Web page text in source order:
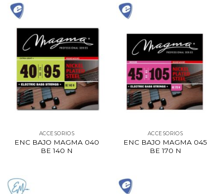
ACCESORIOS
ENC BAJO MAGMA 040
BE 140 N
ACCESORIOS
ENC BAJO MAGMA 045
BE 170 N